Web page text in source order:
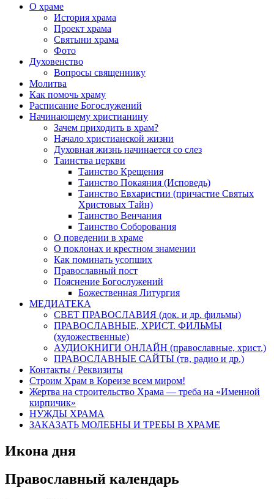
О храме
История храма
Проект храма
Святыни храма
Фото
Духовенство
Вопросы священнику
Молитва
Как помочь храму
Расписание Богослужений
Начинающему христианину
Зачем приходить в храм?
Начало христианской жизни
Духовная жизнь начинается со слез
Таинства церкви
Таинство Крещения
Таинство Покаяния (Исповедь)
Таинство Евхаристии (причастие Святых
Христовых Тайн)
Таинство Венчания
Таинство Соборования
О поведении в храме
О поклонах и крестном знамении
Как поминать усопших
Православный пост
Пояснение Богослужений
Божественная Литургия
МЕДИАТЕКА
СВЕТ ПРАВОСЛАВИЯ (док. и др. фильмы)
ПРАВОСЛАВНЫЕ, ХРИСТ. ФИЛЬМЫ
(художественные)
АУДИОКНИГИ ОНЛАЙН (православные, христ.)
ПРАВОСЛАВНЫЕ САЙТЫ (тв, радио и др.)
Контакты / Реквизиты
Строим Храм в Кореизе всем миром!
Жертва на строительство Храма — треба на «Именной
кирпичик»
НУЖДЫ ХРАМА
ЗАКАЗАТЬ МОЛЕБНЫ И ТРЕБЫ В ХРАМЕ
Икона дня
Православный календарь